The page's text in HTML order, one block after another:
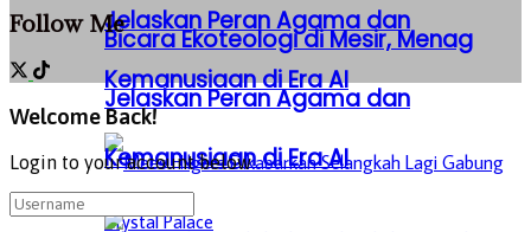
Jelaskan Peran Agama dan
Kemanusiaan di Era AI
Bicara Ekoteologi di Mesir, Menag
Jelaskan Peran Agama dan
Kemanusiaan di Era AI
Follow Me
Welcome Back!
Login to your account below